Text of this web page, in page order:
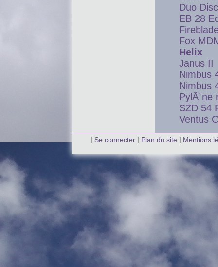
Duo
EB 28
Fox
Helix
Janus II
Nimbus
Nimbus
SZD 54
Ventus
| Se connecter | Plan du site | Mentions